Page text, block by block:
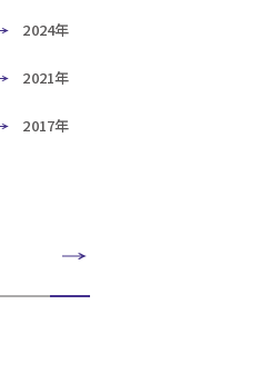
2024年
2021年
2017年